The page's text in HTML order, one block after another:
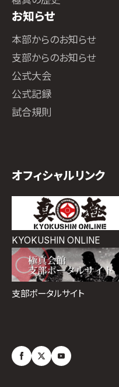
お知らせ
本部からのお知らせ
支部からのお知らせ
公式大会
公式記録
試合規則
オフィシャルリンク
KYOKUSHIN ONLINE
支部ポータルサイト